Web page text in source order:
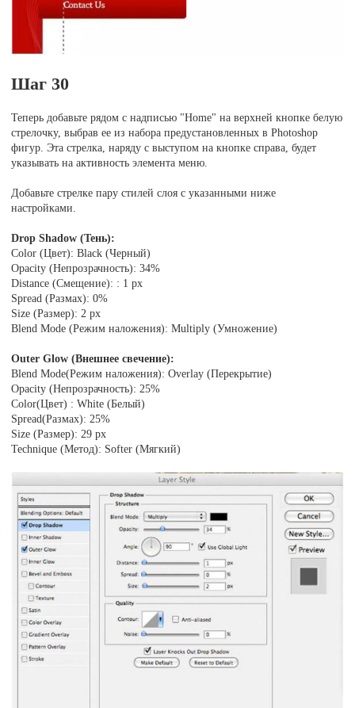
Шаг 30
Теперь добавьте рядом с надписью "Home" на верхней кнопке белую
стрелочку, выбрав ее из набора предустановленных в Photoshop
фигур. Эта стрелка, наряду с выступом на кнопке справа, будет
указывать на активность элемента меню.
Добавьте стрелке пару стилей слоя с указанными ниже
настройками.
Drop Shadow (Тень):
Color (Цвет): Black (Черный)
Opacity (Непрозрачность): 34%
Distance (Смещение): : 1 px
Spread (Размах): 0%
Size (Размер): 2 px
Blend Mode (Режим наложения): Multiply (Умножение)
Outer Glow (Внешнее свечение):
Blend Mode(Режим наложения): Overlay (Перекрытие)
Opacity (Непрозрачность): 25%
Color(Цвет) : White (Белый)
Spread(Размах): 25%
Size (Размер): 29 px
Technique (Метод): Softer (Мягкий)